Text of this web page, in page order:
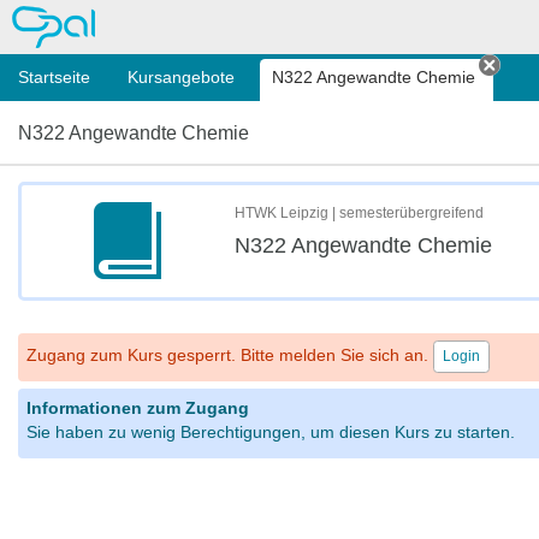
OPAL
Startseite Kursangebote N322 Angewandte Chemie
Tab
N322 Angewandte Chemie
HTWK Leipzig | semesterübergreifend
N322 Angewandte Chemie
Zugang zum Kurs gesperrt. Bitte melden Sie sich an. Login
Informationen zum Zugang
Sie haben zu wenig Berechtigungen, um diesen Kurs zu starten.